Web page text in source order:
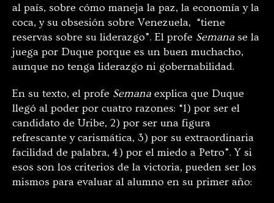
al país, sobre cómo maneja la paz, la economía y la
coca, y su obsesión sobre Venezuela, “tiene
reservas sobre su liderazgo”. El profe Semana se la
juega por Duque porque es un buen muchacho,
aunque no tenga liderazgo ni gobernabilidad.
En su texto, el profe Semana explica que Duque
llegó al poder por cuatro razones: “1) por ser el
candidato de Uribe, 2) por ser una figura
refrescante y carismática, 3) por su extraordinaria
facilidad de palabra, 4) por el miedo a Petro”. Y si
esos son los criterios de la victoria, pueden ser los
mismos para evaluar al alumno en su primer año: